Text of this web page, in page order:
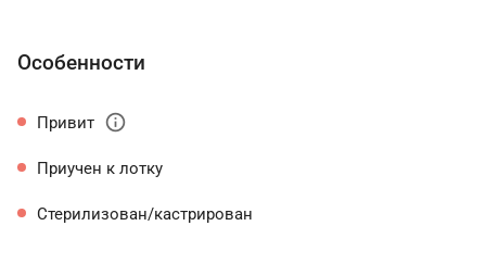
Особенности
Привит info
Приучен к лотку
Стерилизован/кастрирован